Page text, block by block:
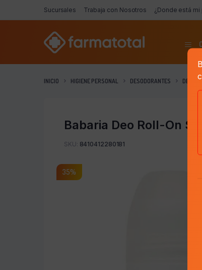
Sucursales Trabaja con Nosotros ¿Donde está
INICIO HIGIENE PERSONAL DESODORANTES
Babaria Deo Roll-On
SKU: 8410412280181
35%